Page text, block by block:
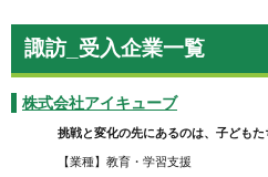
諏訪_受入企業一覧
株式会社アイキューブ
挑戦と変化の先にあるのは、子どもた
【業種】教育・学習支援